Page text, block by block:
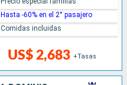
US$ 2,683 +Tasas
Hasta -60% en el 2° pasajero
Comidas incluidas